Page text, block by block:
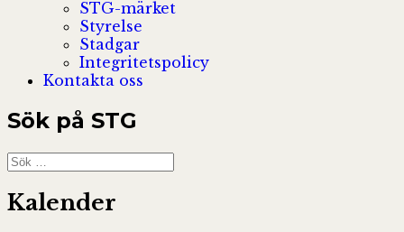
STG-märket
Styrelse
Stadgar
Integritetspolicy
Kontakta oss
Sök på STG
Sök
efter:
Kalender